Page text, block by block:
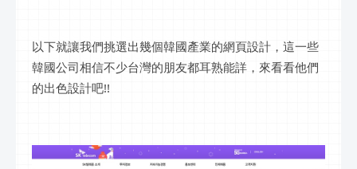
以下就讓我們挑選出幾個韓國產業的網頁設計，這一些
韓國公司相信不少台灣的朋友都耳熟能詳，來看看他們
的出色設計吧!!